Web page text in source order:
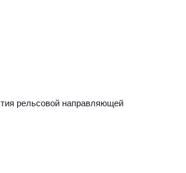
рельсовой направляющей